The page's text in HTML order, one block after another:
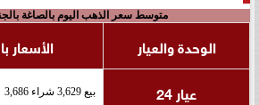
متوسط سعر الذهب اليوم بالصاغة
الوحدة والعيار
الأسعار
عيار 24
بيع 3,629 شراء 3,686